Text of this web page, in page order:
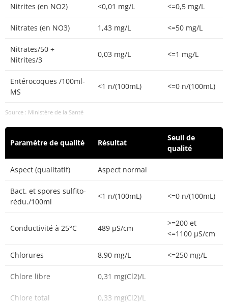
Nitrites (en NO2) <0,01 mg/L <=0,5 mg/L
Nitrates (en NO3) 1,43 mg/L <=50 mg/L
Nitrates/50 +
Nitrites/3
0,03 mg/L <=1 mg/L
Entérocoques /100ml-
MS
<1 n/(100mL) <=0 n/(100mL)
Source : Ministère de la Santé
Paramètre de qualité Résultat
Seuil de
qualité
Aspect (qualitatif) Aspect normal
Bact. et spores sulfito-
rédu./100ml
<1 n/(100mL) <=0 n/(100mL)
Conductivité à 25°C 489 µS/cm
>=200 et
<=1100 µS/cm
Chlorures 8,90 mg/L <=250 mg/L
Chlore libre 0,31 mg(Cl2)/L
Chlore total 0,33 mg(Cl2)/L